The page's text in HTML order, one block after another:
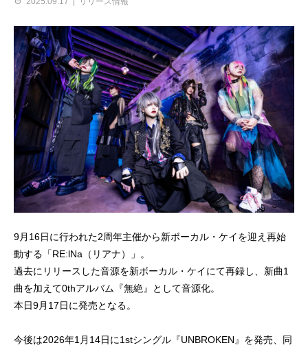
9月16日に行われた2周年主催から新ボーカル・ケイを迎え再始
動する「RE:lNa（リアナ）」。
過去にリリースした音源を新ボーカル・ケイにて再録し、新曲1
曲を加えて0thアルバム『無絶』として音源化。
本日9月17日に発売となる。
今後は2026年1月14日に1stシングル『UNBROKEN』を発売、同